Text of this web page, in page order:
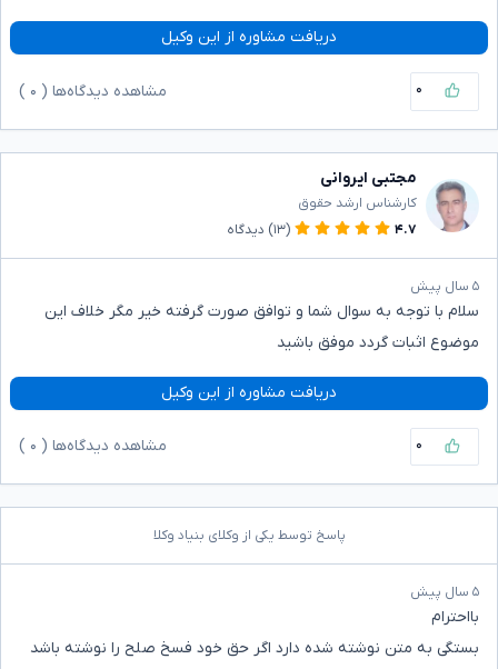
دریافت مشاوره از این وکیل
۰ مشاهده دیدگاه‌ها ( ۰
مجتبی ایروانی
کارشناس ارشد حقوق
۴.۷
(۱۳) دیدگاه
۵ سال پیش
سلام با توجه به سوال شما و توافق صورت گرفته خیر مگر خلاف این
موضوع اثبات گردد موفق باشید
دریافت مشاوره از این وکیل
۰ مشاهده دیدگاه‌ها ( ۰
پاسخ توسط یکی از وکلای بنیاد وکلا
۵ سال پیش
بااحترام
بستگی به متن نوشته شده دارد اگر حق خود فسخ صلح را نوشته باشد